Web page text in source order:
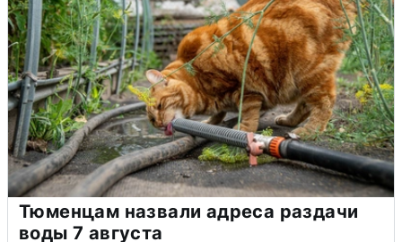
Тюменцам назвали адреса раздачи
воды 7 августа